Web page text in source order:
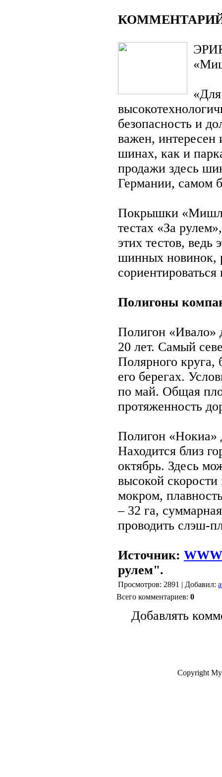
безопасность и
важен, интересен
шинах, как и
продажи здесь
Германии, самом
Покрышки
тестах «За
этих тестов, ведь
шинных новинок,
Полигоны
Полигон «Ивало»
20 лет. Самый
Полярного круга,
его берегах.
по май. Общая
протяженность
Полигон «Нокиа»
Находится близ
октябрь. Здесь
высокой
мокром,
– 32 га,
проводить слэш-
Источник:
рулем".
Просмотров: 2891 | Добавил:
Всего комментариев: 0
Добавлять
Copyright